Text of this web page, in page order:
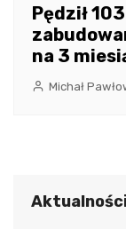
Pędził
na 3
Michał